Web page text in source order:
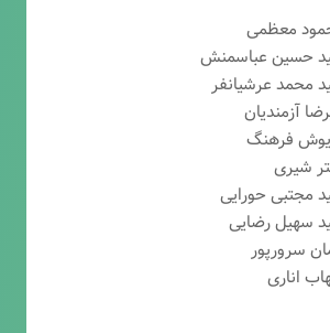
معظمی
حسین عباسمنش
محمد عرشیانفر
آزمندیان
فرهنگ
شیری
مجتبی حورایی
سهیل رضایی
سرورپور
اناری